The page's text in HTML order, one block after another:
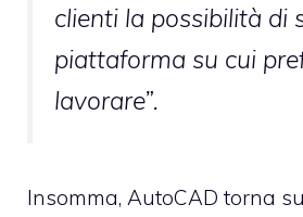
clienti la possibilità di
piattaforma su cui
lavorare”.
Insomma, AutoCAD torna